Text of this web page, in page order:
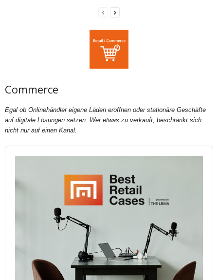
Commerce
Egal ob Onlinehändler eigene Läden eröffnen oder stationäre Geschäfte
auf digitale Lösungen setzen. Wer etwas zu verkauft, beschränkt sich
nicht nur auf einen Kanal.
Audio
Player